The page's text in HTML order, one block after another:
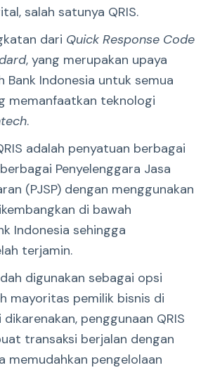
salah satunya QRIS.
dari Quick Response Code
, yang merupakan upaya
Bank Indonesia untuk semua
memanfaatkan teknologi
.
adalah penyatuan berbagai
Penyelenggara Jasa
(PJSP) dengan menggunakan
di bawah
Indonesia sehingga
terjamin.
digunakan sebagai opsi
mayoritas pemilik bisnis di
dikarenakan, penggunaan QRIS
transaksi berjalan dengan
memudahkan pengelolaan